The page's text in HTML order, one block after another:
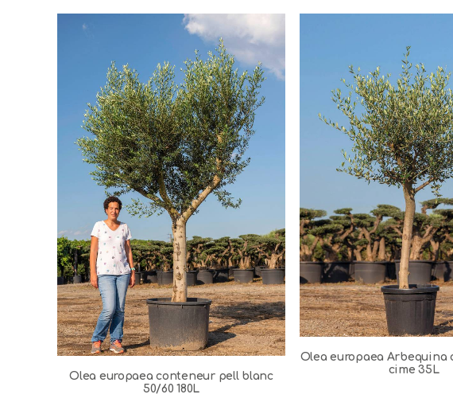
Olea europaea conteneur pell blanc
50/60 180L
Olea europaea Arbequina
cime 35L